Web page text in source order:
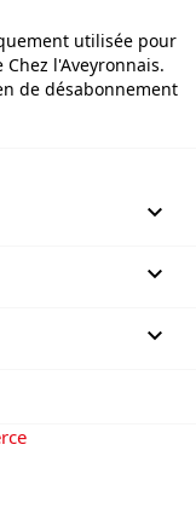
utilisée pour
l'Aveyronnais.
de désabonnement


